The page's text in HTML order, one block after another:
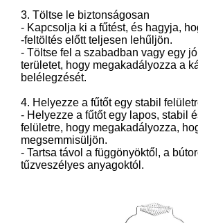
3. Töltse le biztonságosan
- Kapcsolja ki a fűtést, és hagyja,
-feltöltés előtt teljesen lehűljön.
- Töltse fel a szabadban vagy egy
területet, hogy megakadályozza a
belélegzését.
4. Helyezze a fűtőt egy stabil
- Helyezze a fűtőt egy lapos, stabil
felületre, hogy megakadályozza,
megsemmisüljön.
- Tartsa távol a függönyöktől, a
tűzveszélyes anyagoktól.